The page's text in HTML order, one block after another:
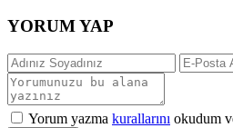
YORUM YAP
Yorum yazma kurallarını okudum